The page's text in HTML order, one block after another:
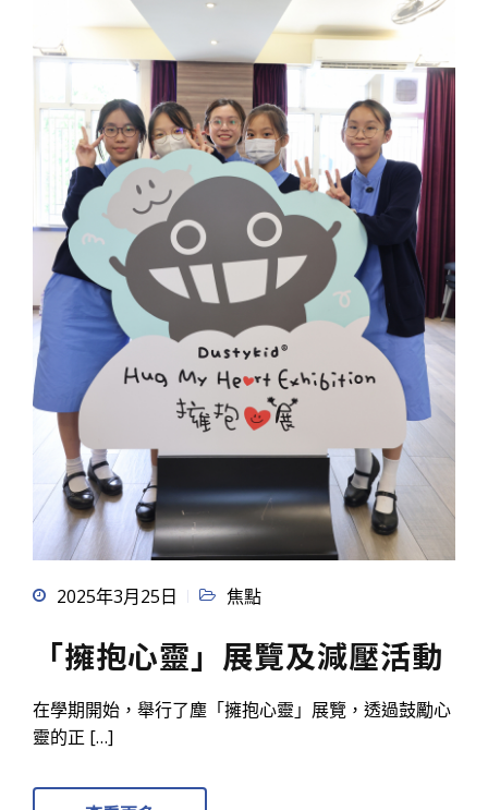
2025年3月25日 焦點
「擁抱心靈」展覽及減壓活動
在學期開始，舉行了塵「擁抱心靈」展覽，透過鼓勵心
靈的正 […]